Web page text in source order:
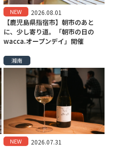
NEW 2026.08.01
【鹿児島県指宿市】朝市のあと
に、少し寄り道。「朝市の日の
wacca.オープンデイ」開催
湘南
NEW 2026.07.31